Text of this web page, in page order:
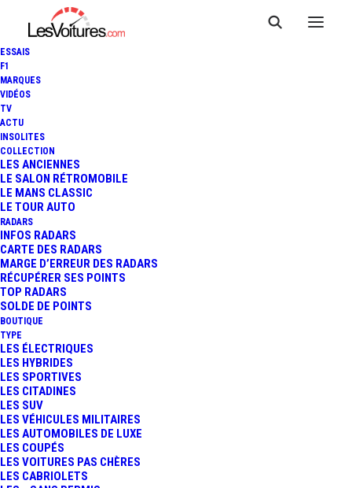
ESSAIS
F1
MARQUES
VIDÉOS
TV
ACTU
INSOLITES
COLLECTION
LES ANCIENNES
LE SALON RÉTROMOBILE
LE MANS CLASSIC
LE TOUR AUTO
RADARS
INFOS RADARS
CARTE DES RADARS
MARGE D’ERREUR DES RADARS
RÉCUPÉRER SES POINTS
TOP RADARS
SOLDE DE POINTS
BOUTIQUE
TYPE
LES ÉLECTRIQUES
LES HYBRIDES
LES SPORTIVES
LES CITADINES
LES SUV
LES VÉHICULES MILITAIRES
LES AUTOMOBILES DE LUXE
LES COUPÉS
LES VOITURES PAS CHÈRES
LES CABRIOLETS
Prix des carburants
07/08/2026
2,039€/L